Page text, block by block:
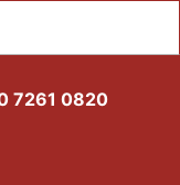
7261 0820